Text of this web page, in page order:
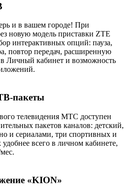
и в вашем городе! При
новую модель приставки ZTE
интерактивных опций: пауза,
повтор передач, расширенную
в Личный кабинет и возможность
пакеты
телевидения МТС доступен
пакетов каналов: детский,
и сериалами, три спортивных и
всего в личном кабинете,
«KION»